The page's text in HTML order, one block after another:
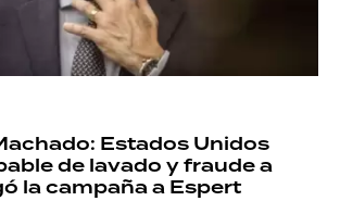
Estados Unidos
de lavado y fraude a
la campaña a Espert